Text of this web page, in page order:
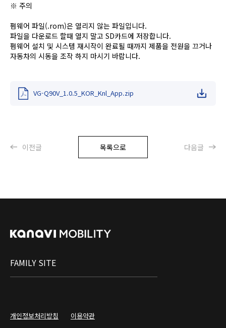
※ 주의
펌웨어 파일(.rom)은 열리지 않는 파일입니다.
파일을 다운로드 할때 열지 말고 SD카드에 저장합니다.
펌웨어 설치 및 시스템 재시작이 완료될 때까지 제품을 전원을 끄거나
자동차의 시동을 조작 하지 마시기 바랍니다.
VG-Q90V_1.0.5_KOR_Knl_App.zip
이전글 목록으로 다음글
FAMILY SITE
개인정보처리방침 이용약관